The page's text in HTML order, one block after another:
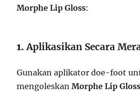
Morphe Lip Gloss:
1.Aplikasikan Secara
Gunakan aplikator doe-foot
mengoleskanMorphe Lip Gloss